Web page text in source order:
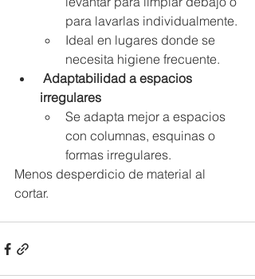
para lavarlas individualmente.
Ideal en lugares donde se
necesita higiene frecuente.
irregulares
Se adapta mejor a espacios
con columnas, esquinas o
formas irregulares.
Menos desperdicio de material al
cortar.